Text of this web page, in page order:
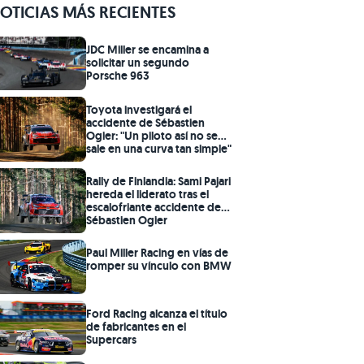
MÁS RECIENTES
JDC Miller se encamina a
solicitar un segundo
Porsche 963
Toyota investigará el
accidente de Sébastien
Ogier: "Un piloto así no se
sale en una curva tan simple"
Rally de Finlandia: Sami Pajari
hereda el liderato tras el
escalofriante accidente de
Sébastien Ogier
Paul Miller Racing en vías de
romper su vínculo con BMW
Ford Racing alcanza el título
de fabricantes en el
Supercars